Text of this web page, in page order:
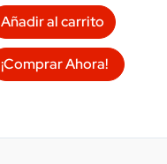
Añadir al carrito
¡Comprar Ahora!